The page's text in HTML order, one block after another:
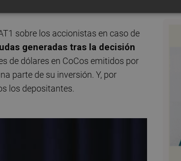
sobre los accionistas en caso de
generadas tras la decisión
de dólares en CoCos emitidos por
parte de su inversión. Y, por
los depositantes.